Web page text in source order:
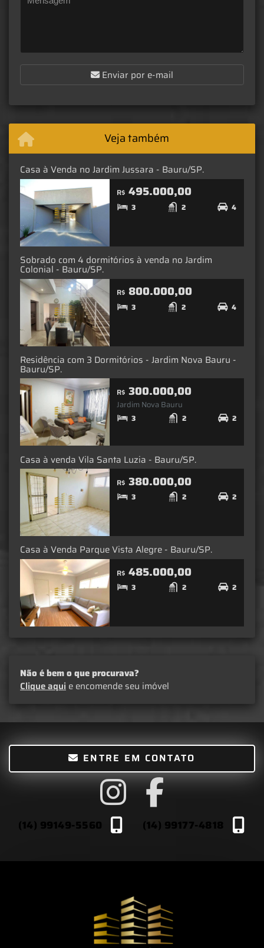
Enviar por e-mail
Veja também
Casa à Venda no Jardim Jussara - Bauru/SP.
R$ 495.000,00
3 2 4
Sobrado com 4 dormitórios à venda no Jardim
Colonial - Bauru/SP.
R$ 800.000,00
3 2 4
Residência com 3 Dormitórios - Jardim Nova Bauru -
Bauru/SP.
R$ 300.000,00
Jardim Nova Bauru
3 2 2
Casa à venda Vila Santa Luzia - Bauru/SP.
R$ 380.000,00
3 2 2
Casa à Venda Parque Vista Alegre - Bauru/SP.
R$ 485.000,00
3 2 2
Não é bem o que procurava?
Clique aqui e encomende seu imóvel
ENTRE EM CONTATO
(14) 99149-5560 (14) 99177-4818